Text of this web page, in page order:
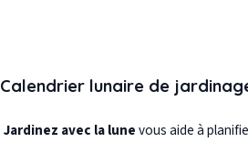
Calendrier lunaire de
Jardinez avec la lunevous aide à